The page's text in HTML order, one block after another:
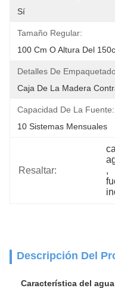
Sí
Tamaño Regular:
100 Cm O Altura Del
Detalles De
Caja De La Madera
Capacidad De La Fuente:
10 Sistemas Mensuales
Resaltar:
,
Descripción Del
Característica del